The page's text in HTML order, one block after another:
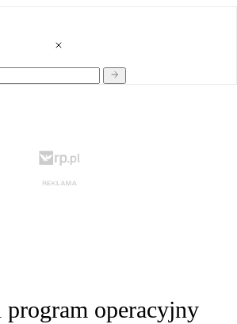
operacyjny